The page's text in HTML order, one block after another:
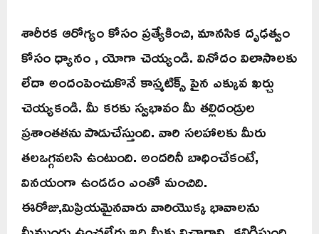
శారీరక ఆరోగ్యం కోసం ప్రత్యేకించి, మానసిక దృఢత్వం
కోసం ధ్యానం , యోగా చెయ్యండి. వినోదం విలాసాలకు
లేదా అందంపెంచుకొనే కాస్మటిక్స్ పైన ఎక్కువ ఖర్చు
చెయ్యకండి. మీ కరకు స్వభావం మీ తల్లిదండ్రుల
ప్రశాంతతను పాడుచేస్తుంది. వారి సలహాలకు మీరు
తలఒగ్గవలసి ఉంటుంది. అందరినీ బాధించేకంటే,
వినయంగా ఉండడం ఎంతో మంచిది.
ఈరోజు,మిప్రియమైనవారు వారియొక్క భావాలను